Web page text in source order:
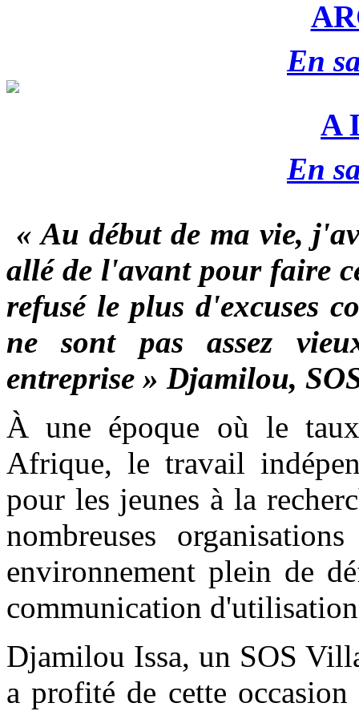
En
A
En
« Au début de ma vie,
allé de l'avant pour faire
refusé le plus d'excuses
ne sont pas assez
entreprise » Djamilou,
À une époque où le
Afrique, le travail
pour les jeunes à la
nombreuses
environnement plein de
communication
Djamilou Issa, un SOS
a profité de cette